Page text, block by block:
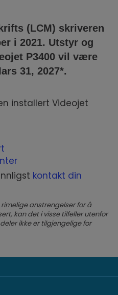
(LCM) skriveren
i 2021. Utstyr og
P3400 vil være
31, 2027*.
installert Videojet
kontakt din
rimelige anstrengelser for å
kan det i visse tilfeller utenfor
ikke er tilgjengelige for